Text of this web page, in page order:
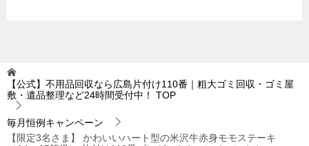
【公式】不用品回収なら広島片付け110番｜粗大ゴミ回収・ゴミ屋
敷・遺品整理など24時間受付中！
TOP
毎月恒例キャンペーン
【限定3名さま】 かわいいハート型の米沢牛赤身モモステーキ